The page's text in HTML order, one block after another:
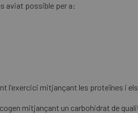
aviat possible per a:
l'exercici mitjançant les proteïnes i
mitjançant un carbohidrat de